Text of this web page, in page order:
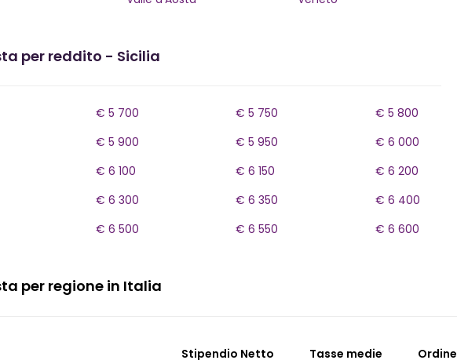
per reddito - Sicilia
€ 5 700 € 5 750
€ 5 800
€ 5 900 € 5 950
€ 6 000
€ 6 100 € 6 150
€ 6 200
€ 6 300 € 6 350
€ 6 400
€ 6 500 € 6 550 € 6 600
per regione in Italia
Stipendio Netto Tasse medie Ordine